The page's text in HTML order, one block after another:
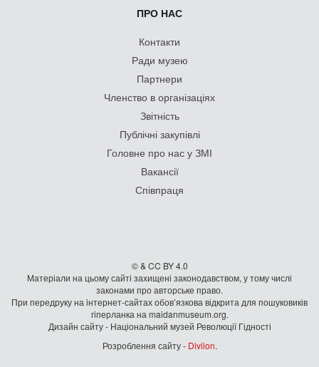
ПРО НАС
Контакти
Ради музею
Партнери
Членство в організаціях
Звітність
Публічні закупівлі
Головне про нас у ЗМІ
Вакансії
Співпраця
© & CC BY 4.0
Матеріали на цьому сайті захищені законодавством, у тому числі
законами про авторське право.
При передруку на iнтернет-сайтах обов’язкова відкрита для пошуковиків
гiперланка на maidanmuseum.org.
Дизайн сайту - Національний музей Революції Гідності
Розроблення сайту - Divilon.